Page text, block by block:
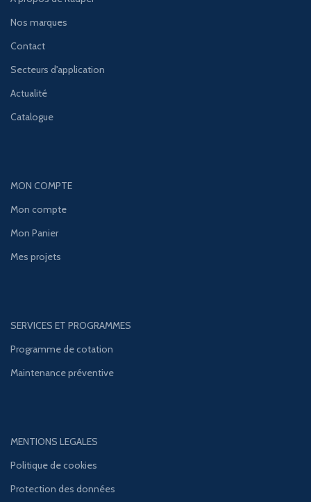
Nos marques
Contact
Secteurs d'application
Actualité
Catalogue
MON COMPTE
Mon compte
Mon Panier
Mes projets
SERVICES ET PROGRAMMES
Programme de cotation
Maintenance préventive
MENTIONS LEGALES
Politique de cookies
Protection des données